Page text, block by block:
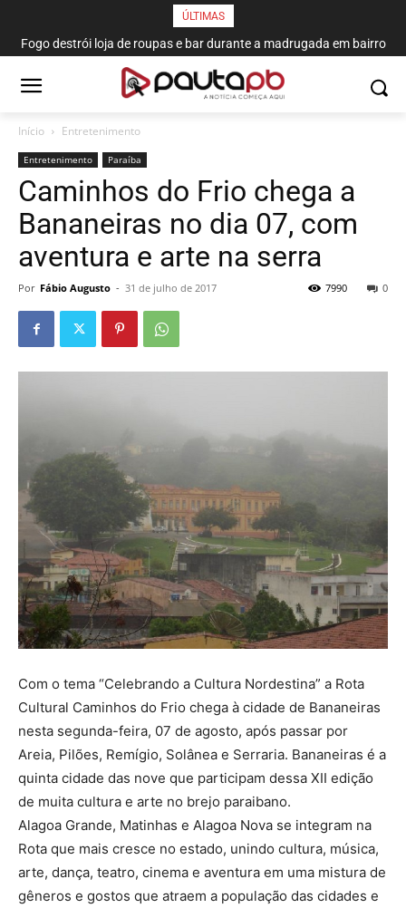
ÚLTIMAS
Fogo destrói loja de roupas e bar durante a madrugada em bairro
de João Pessoa
Início Entretenimento
Entretenimento Paraí­ba
​Caminhos do Frio chega a
Bananeiras no dia 07, com
aventura e arte na serra
Por Fábio Augusto - 31 de julho de 2017 0
7990
Com o tema “Celebrando a Cultura Nordestina” a Rota
Cultural Caminhos do Frio chega à cidade de Bananeiras
nesta segunda-feira, 07 de agosto, após passar por
Areia, Pilões, Remígio, Solânea e Serraria. Bananeiras é a
quinta cidade das nove que participam dessa XII edição
de muita cultura e arte no brejo paraibano.
Alagoa Grande, Matinhas e Alagoa Nova se integram na
Rota que mais cresce no estado, unindo cultura, música,
arte, dança, teatro, cinema e aventura em uma mistura de
gêneros e gostos que atraem a população das cidades e